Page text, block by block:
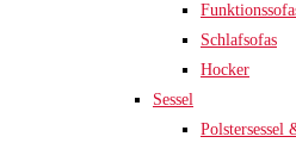
Schlafsofas
Hocker
Sessel
Polstersessel